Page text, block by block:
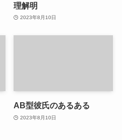
理解明
2023年8月10日
AB型彼氏のあるある
2023年8月10日